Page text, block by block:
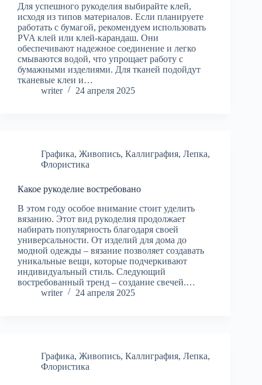
Для успешного рукоделия выбирайте клей,
исходя из типов материалов. Если планируете
работать с бумагой, рекомендуем использовать
PVA клей или клей-карандаш. Они
обеспечивают надежное соединение и легко
смываются водой, что упрощает работу с
бумажными изделиями. Для тканей подойдут
тканевые клеи и…
writer
24 апреля 2025
Графика, Живопись, Каллиграфия, Лепка,
Флористика
Какое рукоделие востребовано
В этом году особое внимание стоит уделить
вязанию. Этот вид рукоделия продолжает
набирать популярность благодаря своей
универсальности. От изделий для дома до
модной одежды – вязание позволяет создавать
уникальные вещи, которые подчеркивают
индивидуальный стиль. Следующий
востребованный тренд – создание свечей.…
writer
24 апреля 2025
Графика, Живопись, Каллиграфия, Лепка,
Флористика